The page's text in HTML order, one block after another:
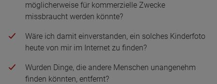
möglicherweise für kommerzielle Zwecke
missbraucht werden könnte?
Wäre ich damit einverstanden, ein solches Kinderfoto
heute von mir im Internet zu finden?
Wurden Dinge, die andere Menschen unangenehm
finden könnten, entfernt?